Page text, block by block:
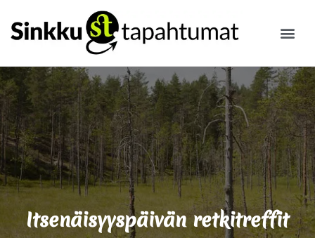
Itsenäisyyspäivän retkitreffit